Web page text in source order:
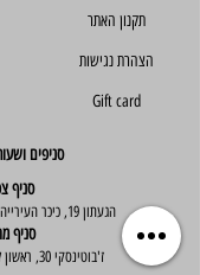
תקנון האתר​​
הצהרת נגישות
Gift card
סניפים
סניף
הגעתון 19, כיכר העירייה נהריה
סניף
ז'בוטינסקי 30, ראשון לציון